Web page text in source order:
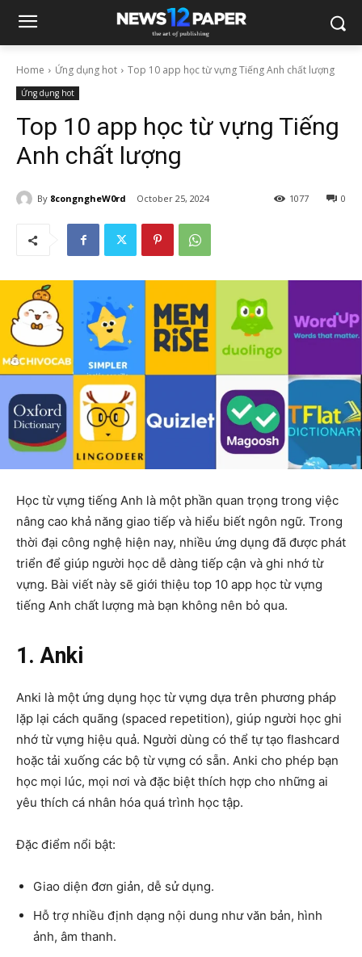
Home Ứng dụng hot Top 10 app học từ vựng Tiếng Anh chất lượng
Ứng dụng hot
Top 10 app học từ vựng Tiếng
Anh chất lượng
By 8congngheW0rd October 25, 2024 0
1077
Học từ vựng tiếng Anh là một phần quan trọng trong việc
nâng cao khả năng giao tiếp và hiểu biết ngôn ngữ. Trong
thời đại công nghệ hiện nay, nhiều ứng dụng đã được phát
triển để giúp người học dễ dàng tiếp cận và ghi nhớ từ
vựng. Bài viết này sẽ giới thiệu top 10 app học từ vựng
tiếng Anh chất lượng mà bạn không nên bỏ qua.
1. Anki
Anki là một ứng dụng học từ vựng dựa trên phương pháp
lặp lại cách quãng (spaced repetition), giúp người học ghi
nhớ từ vựng hiệu quả. Người dùng có thể tự tạo flashcard
hoặc tải xuống các bộ từ vựng có sẵn. Anki cho phép bạn
học mọi lúc, mọi nơi và đặc biệt thích hợp cho những ai
yêu thích cá nhân hóa quá trình học tập.
Đặc điểm nổi bật:
Giao diện đơn giản, dễ sử dụng.
Hỗ trợ nhiều định dạng nội dung như văn bản, hình
ảnh, âm thanh.